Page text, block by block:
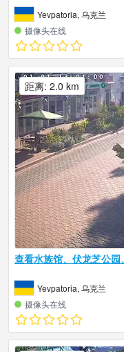
Yevpatoria, 乌克兰
摄像头在线
查看水族馆、伏龙芝公
Yevpatoria, 乌克兰
摄像头在线
距离: 2.0 km